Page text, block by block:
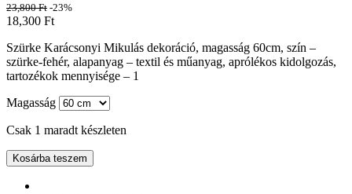
23,800Ft -23%
18,300 Ft
Szürke Karácsonyi Mikulás dekoráció, magasság 60cm, szín –
szürke-fehér, alapanyag – textil és műanyag, aprólékos kidolgozás,
tartozékok mennyisége – 1
Magasság
Csak 1 maradt készleten
Kosárba teszem